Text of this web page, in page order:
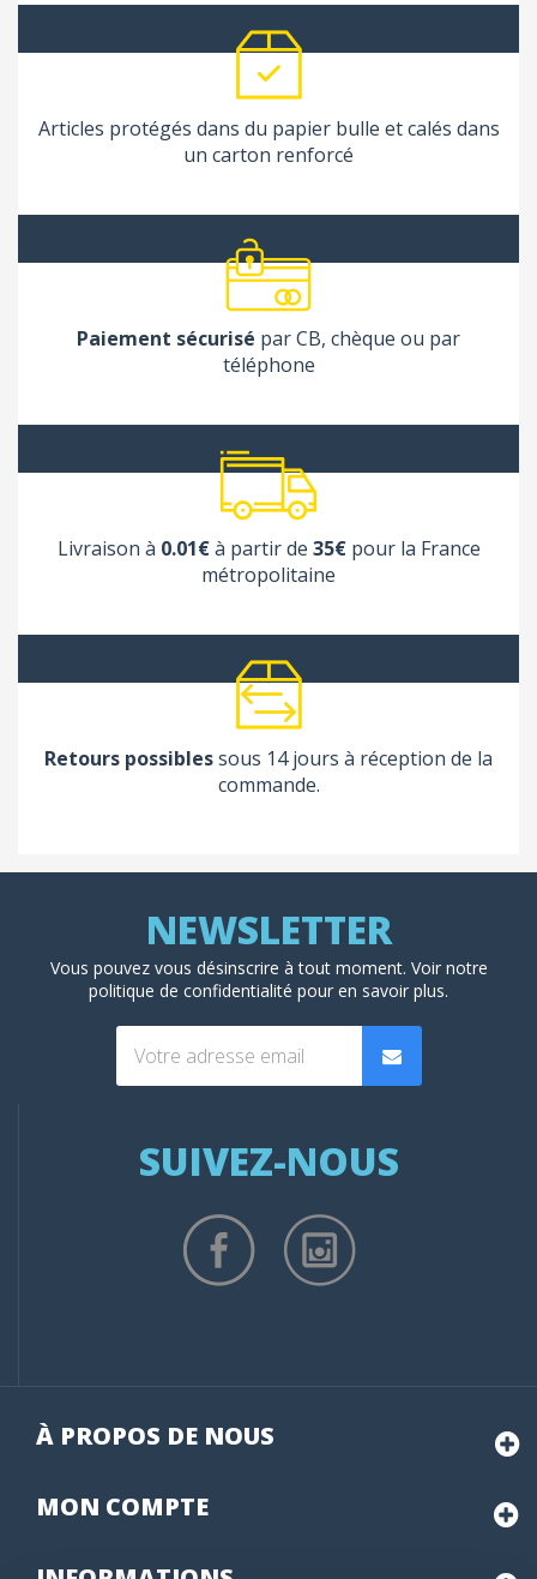
Articles protégés dans du papier bulle et calés dans
un carton renforcé
Paiement sécurisé par CB, chèque ou par
téléphone
Livraison à 0.01€à partir de 35€pour la France
métropolitaine
Retours possiblessous 14 jours à réception de la
commande.
Vous pouvez vous désinscrire à tout moment. Voir notre
politique de confidentialité pour en savoir plus.
SUIVEZ-NOUS
À PROPOS DE NOUS
MON COMPTE